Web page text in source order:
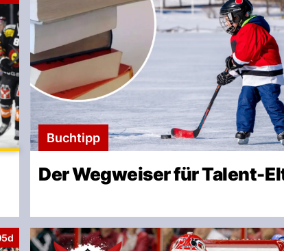
Buchtipp
Der Wegweiser für Talent-
Artikel veröffentlicht:
5d